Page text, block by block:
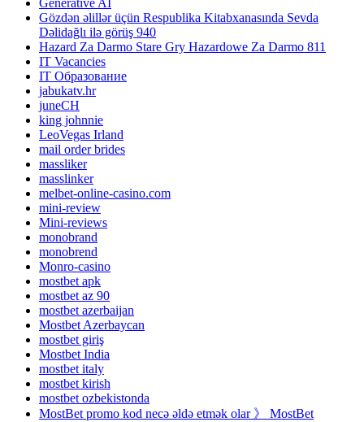
Generative AI
Gözdən əlillər üçün Respublika Kitabxanasında Sevda
Dəlidağlı ilə görüş 940
Hazard Za Darmo Stare Gry Hazardowe Za Darmo 811
IT Vacancies
IT Образование
jabukatv.hr
juneCH
king johnnie
LeoVegas Irland
mail order brides
massliker
masslinker
melbet-online-casino.com
mini-review
Mini-reviews
monobrand
monobrend
Monro-casino
mostbet apk
mostbet az 90
mostbet azerbaijan
Mostbet Azerbaycan
mostbet giriş
Mostbet India
mostbet italy
mostbet kirish
mostbet ozbekistonda
MostBet promo kod necə əldə etmək olar 》 MostBet